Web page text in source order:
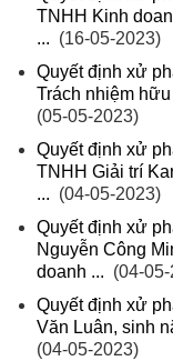
TNHH Kinh
... (16-05-2023)
Quyết định xử
Trách nhiệm
(05-05-2023)
Quyết định xử
TNHH Giải trí
... (04-05-2023)
Quyết định xử
Nguyễn Công
doanh ... (04-
Quyết định xử
Văn Luân, sinh
(04-05-2023)